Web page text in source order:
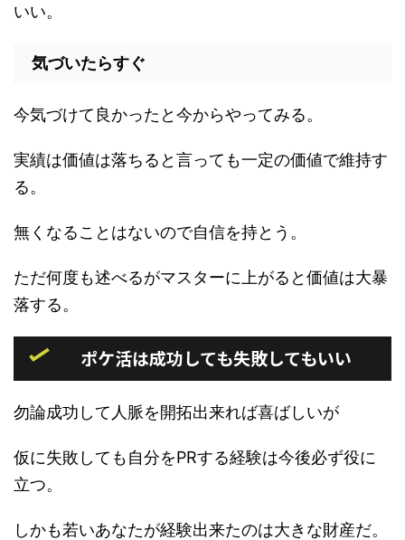
いい。
気づいたらすぐ
今気づけて良かったと今からやってみる。
実績は価値は落ちると言っても一定の価値で維持す
る。
無くなることはないので自信を持とう。
ただ何度も述べるがマスターに上がると価値は大暴
落する。
ポケ活は成功しても失敗してもいい
勿論成功して人脈を開拓出来れば喜ばしいが
仮に失敗しても自分をPRする経験は今後必ず役に
立つ。
しかも若いあなたが経験出来たのは大きな財産だ。